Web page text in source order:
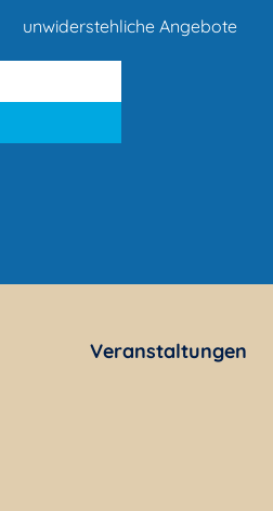
unwiderstehliche Angebote
Veranstaltungen